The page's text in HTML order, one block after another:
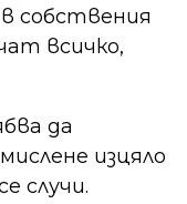
в собствения
всичко,
да
изцяло
случи.